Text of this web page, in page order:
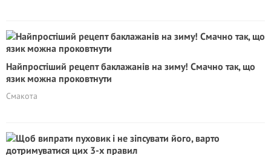
Найпростіший рецепт баклажанів на зиму! Смачно так, що
язик можна проковтнути
Смакота